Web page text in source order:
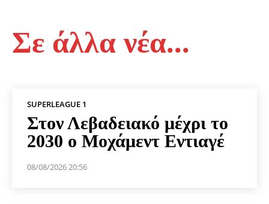
Σε άλλα νέα...
SUPERLEAGUE 1
Στον Λεβαδειακό μέχρι το
2030 ο Μοχάμεντ Εντιαγέ
08/08/2026 20:56